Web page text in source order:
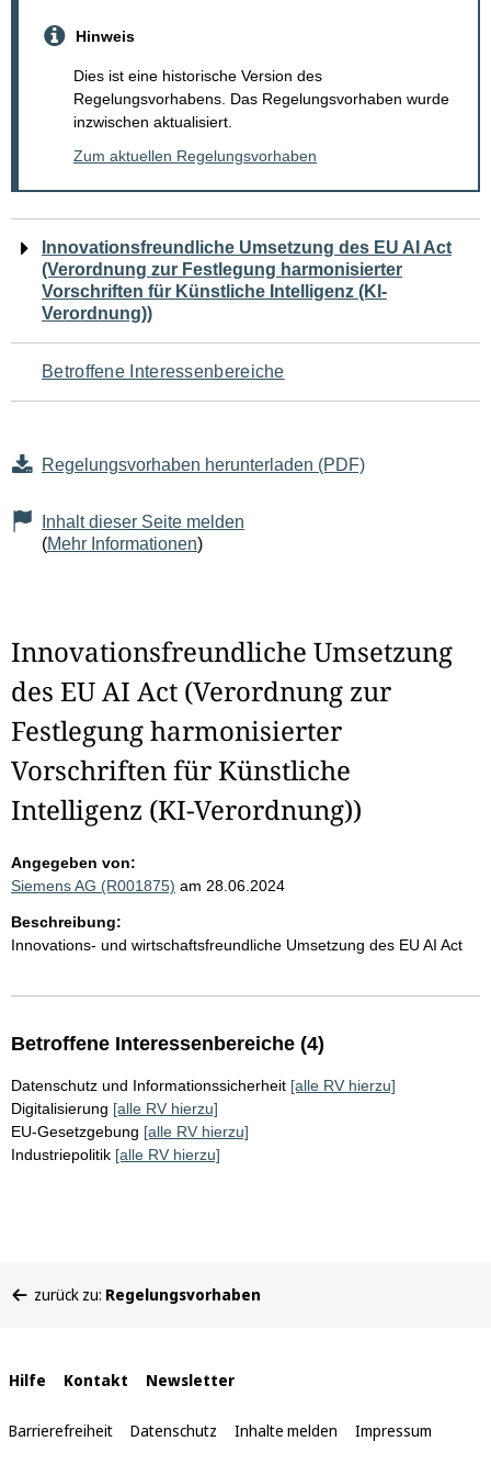
Hinweis
Dies ist eine historische Version des
Regelungsvorhabens. Das Regelungsvorhaben wurde
inzwischen aktualisiert.
Zum aktuellen Regelungsvorhaben
Navigation
für
den
Seiteninhalt
Innovationsfreundliche Umsetzung des EU AI Act
(Verordnung zur Festlegung harmonisierter
Vorschriften für Künstliche Intelligenz (KI-
Verordnung))
Betroffene Interessenbereiche
Regelungsvorhaben herunterladen (PDF)
Inhalt dieser Seite melden
(Mehr Informationen)
Innovationsfreundliche Umsetzung
des EU AI Act (Verordnung zur
Festlegung harmonisierter
Vorschriften für Künstliche
Intelligenz (KI-Verordnung))
Angegeben von:
Siemens AG (R001875) am 28.06.2024
Beschreibung:
Innovations- und wirtschaftsfreundliche Umsetzung des EU AI Act
Betroffene Interessenbereiche (4)
Datenschutz und Informationssicherheit [alle RV hierzu]
Digitalisierung [alle RV hierzu]
EU-Gesetzgebung [alle RV hierzu]
Industriepolitik [alle RV hierzu]
befinden
zurück zu: Regelungsvorhaben
Interne
Links
Hilfe Kontakt Newsletter
Barrierefreiheit Datenschutz Inhalte melden Impressum